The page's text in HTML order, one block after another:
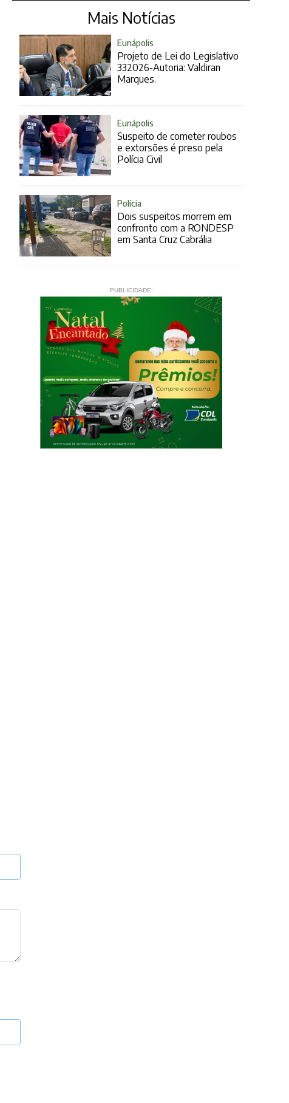
Mais Notícias
Eunápolis
Projeto de Lei do Legislativo
332026-Autoria: Valdiran
Marques.
Eunápolis
Suspeito de cometer roubos
e extorsões é preso pela
Polícia Civil
Polícia
Dois suspeitos morrem em
confronto com a RONDESP
em Santa Cruz Cabrália
PUBLICIDADE: